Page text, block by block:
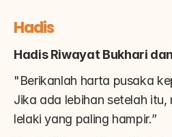
Hadis
Hadis Riwayat Bukhari
"Berikanlah harta pusaka
Jika ada lebihan setelah
lelaki yang paling hampir.”